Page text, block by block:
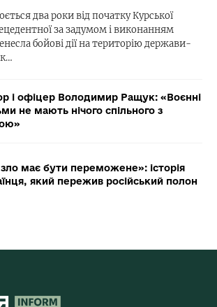
два роки від початку Курської
за задумом і виконанням
бойові дії на територію держави-
і офіцер Володимир Ращук: «Воєнні
не мають нічого спільного з
має бути переможене»: історія
який пережив російський полон